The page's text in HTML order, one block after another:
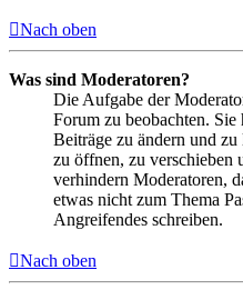
Nach oben
Was sind Moderatoren?
Die Aufgabe der
Forum zu beobachten.
Beiträge zu ändern und
zu öffnen, zu verschieben
verhindern Moderatoren,
etwas nicht zum Thema
Angreifendes schreiben.
Nach oben